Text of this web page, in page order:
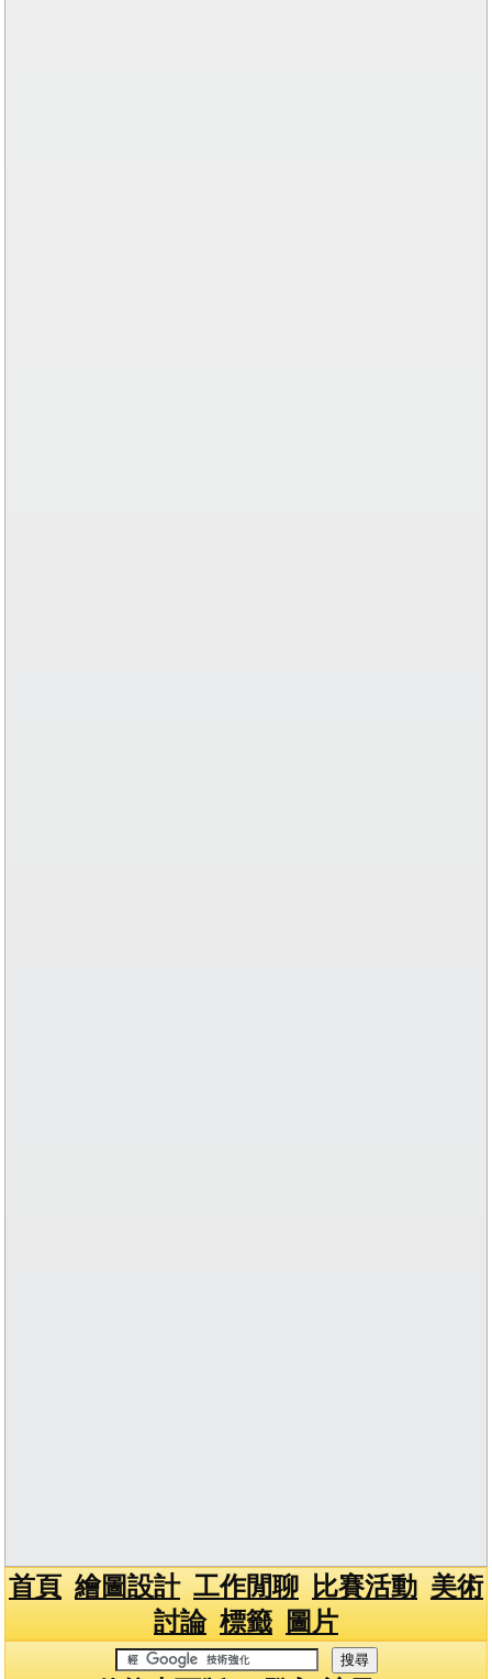
首頁 繪圖設計 工作閒聊 比賽活動 美術
討論 標籤 圖片